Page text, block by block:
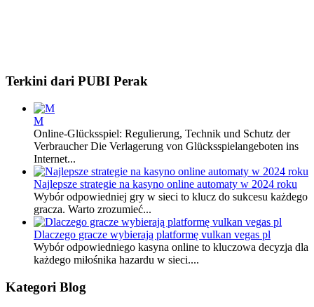
Terkini dari PUBI Perak
M
Online-Glücksspiel: Regulierung, Technik und Schutz der
Verbraucher Die Verlagerung von Glücksspielangeboten ins
Internet...
Najlepsze strategie na kasyno online automaty w 2024 roku
Wybór odpowiedniej gry w sieci to klucz do sukcesu każdego
gracza. Warto zrozumieć...
Dlaczego gracze wybierają platformę vulkan vegas pl
Wybór odpowiedniego kasyna online to kluczowa decyzja dla
każdego miłośnika hazardu w sieci....
Kategori Blog